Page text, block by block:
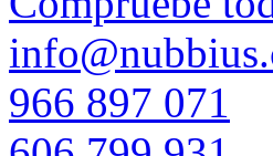
966 897 071